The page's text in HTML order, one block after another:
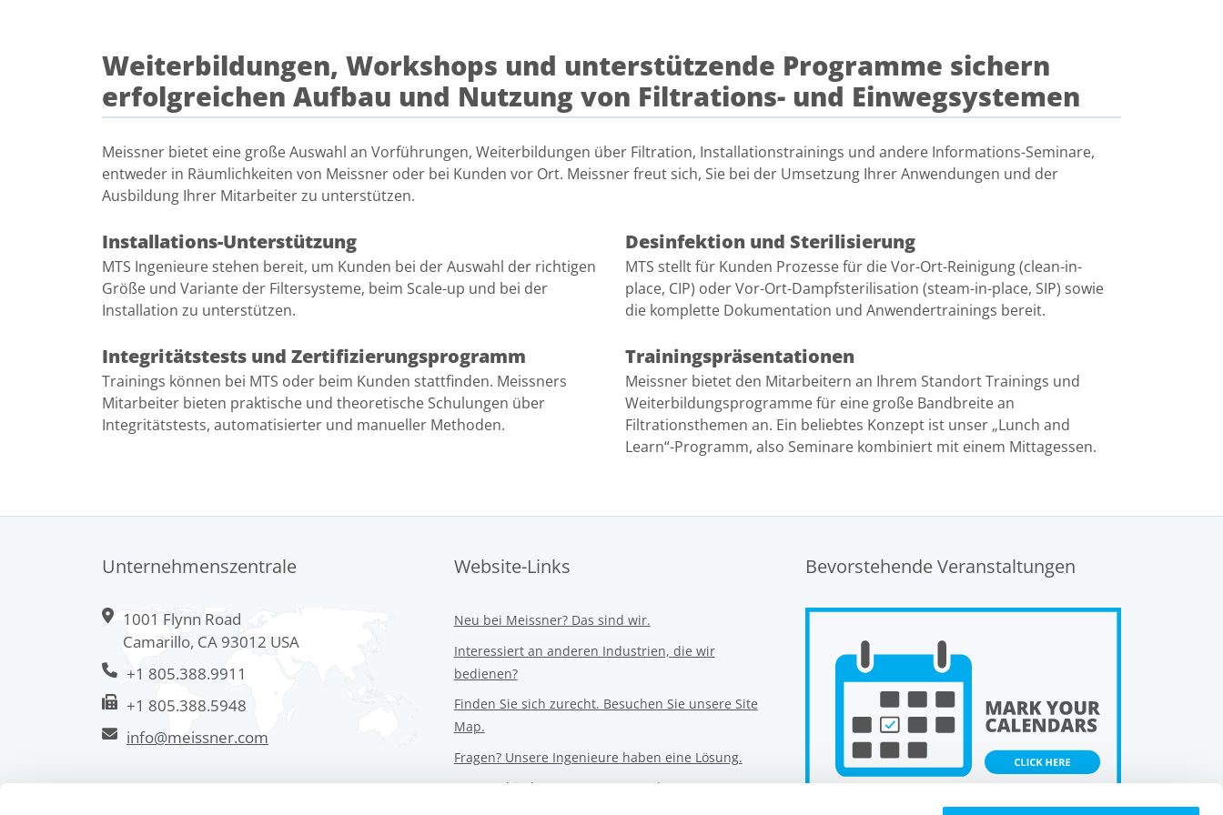
Weiterbildungen, Workshops und unterstützende Programme sichern
erfolgreichen Aufbau und Nutzung von Filtrations- und Einwegsystemen
Meissner bietet eine große Auswahl an Vorführungen, Weiterbildungen über Filtration, Installationstrainings und andere Informations-Seminare,
entweder in Räumlichkeiten von Meissner oder bei Kunden vor Ort. Meissner freut sich, Sie bei der Umsetzung Ihrer Anwendungen und der
Ausbildung Ihrer Mitarbeiter zu unterstützen.
Installations-Unterstützung
MTS Ingenieure stehen bereit, um Kunden bei der Auswahl der richtigen
Größe und Variante der Filtersysteme, beim Scale-up und bei der
Installation zu unterstützen.
Desinfektion und Sterilisierung
MTS stellt für Kunden Prozesse für die Vor-Ort-Reinigung (clean-in-
place, CIP) oder Vor-Ort-Dampfsterilisation (steam-in-place, SIP) sowie
die komplette Dokumentation und Anwendertrainings bereit.
Integritätstests und Zertifizierungsprogramm
Trainings können bei MTS oder beim Kunden stattfinden. Meissners
Mitarbeiter bieten praktische und theoretische Schulungen über
Integritätstests, automatisierter und manueller Methoden.
Trainingspräsentationen
Meissner bietet den Mitarbeitern an Ihrem Standort Trainings und
Weiterbildungsprogramme für eine große Bandbreite an
Filtrationsthemen an. Ein beliebtes Konzept ist unser „Lunch and
Learn“-Programm, also Seminare kombiniert mit einem Mittagessen.
Unternehmenszentrale
1001 Flynn Road
Camarillo, CA 93012 USA
+1 805.388.9911
+1 805.388.5948
info@meissner.com
Website-Links
Neu bei Meissner? Das sind wir.
Interessiert an anderen Industrien, die wir
bedienen?
Finden Sie sich zurecht. Besuchen Sie unsere Site
Map.
Fragen? Unsere Ingenieure haben eine Lösung.
Unser ethisches Engagement und unser
Bevorstehende Veranstaltungen